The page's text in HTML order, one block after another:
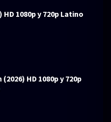
HD 1080p y 720p Latino
HD 1080p y 720p